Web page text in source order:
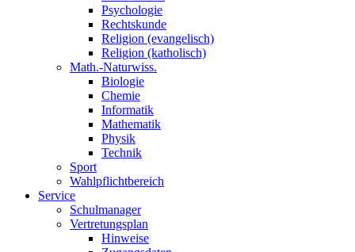
Psychologie
Rechtskunde
Religion (evangelisch)
Religion (katholisch)
Math.-Naturwiss.
Biologie
Chemie
Informatik
Mathematik
Physik
Technik
Sport
Wahlpflichtbereich
Service
Schulmanager
Vertretungsplan
Hinweise